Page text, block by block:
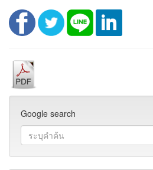
Google search